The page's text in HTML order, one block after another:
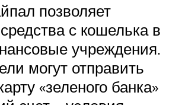
позволяет
с кошелька в
учреждения.
могут отправить
«зеленого банка»